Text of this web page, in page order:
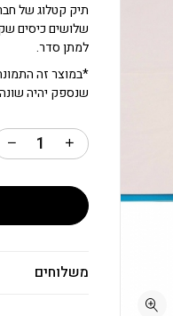
שלושים כיסים
למתן סדר.
*במוצר זה
שנספק יהיה
משלוחים